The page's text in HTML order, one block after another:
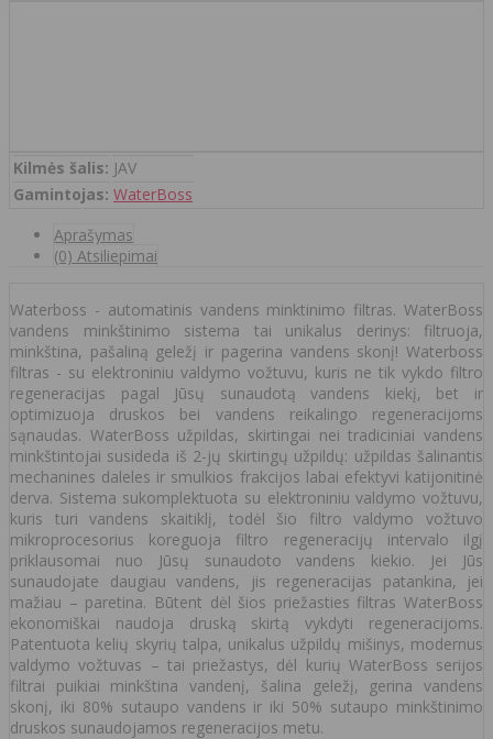
Kilmės šalis: JAV
Gamintojas: WaterBoss
Aprašymas
(0) Atsiliepimai
Waterboss - automatinis vandens minktinimo filtras. WaterBoss
vandens minkštinimo sistema tai unikalus derinys: filtruoja,
minkština, pašaliną geležį ir pagerina vandens skonį! Waterboss
filtras - su elektroniniu valdymo vožtuvu, kuris ne tik vykdo filtro
regeneracijas pagal Jūsų sunaudotą vandens kiekį, bet ir
optimizuoja druskos bei vandens reikalingo regeneracijoms
sąnaudas. WaterBoss užpildas, skirtingai nei tradiciniai vandens
minkštintojai susideda iš 2-jų skirtingų užpildų: užpildas šalinantis
mechanines daleles ir smulkios frakcijos labai efektyvi katijonitinė
derva. Sistema sukomplektuota su elektroniniu valdymo vožtuvu,
kuris turi vandens skaitiklį, todėl šio filtro valdymo vožtuvo
mikroprocesorius koreguoja filtro regeneracijų intervalo ilgį
priklausomai nuo Jūsų sunaudoto vandens kiekio. Jei Jūs
sunaudojate daugiau vandens, jis regeneracijas patankina, jei
mažiau – paretina. Būtent dėl šios priežasties filtras WaterBoss
ekonomiškai naudoja druską skirtą vykdyti regeneracijoms.
Patentuota kelių skyrių talpa, unikalus užpildų mišinys, modernus
valdymo vožtuvas – tai priežastys, dėl kurių WaterBoss serijos
filtrai puikiai minkština vandenį, šalina geležį, gerina vandens
skonį, iki 80% sutaupo vandens ir iki 50% sutaupo minkštinimo
druskos sunaudojamos regeneracijos metu.